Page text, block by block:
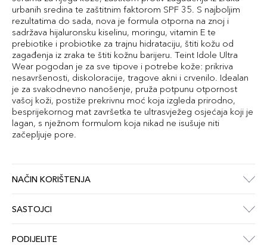
urbanih sredina te zaštitnim faktorom SPF 35. S najboljim
rezultatima do sada, nova je formula otporna na znoj i
sadržava hijaluronsku kiselinu, moringu, vitamin E te
prebiotike i probiotike za trajnu hidrataciju, štiti kožu od
zagađenja iz zraka te štiti kožnu barijeru. Teint Idole Ultra
Wear pogodan je za sve tipove i potrebe kože: prikriva
nesavršenosti, diskoloracije, tragove akni i crvenilo. Idealan
je za svakodnevno nanošenje, pruža potpunu otpornost
vašoj koži, postiže prekrivnu moć koja izgleda prirodno,
besprijekornog mat završetka te ultrasvježeg osjećaja koji je
lagan, s nježnom formulom koja nikad ne isušuje niti
začepljuje pore.
NAČIN KORIŠTENJA
SASTOJCI
PODIJELITE